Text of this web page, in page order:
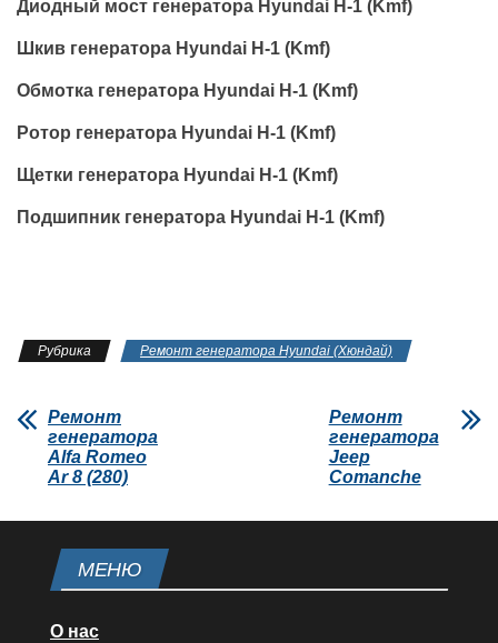
Диодный мост генератора Hyundai H-1 (Kmf)
Шкив генератора Hyundai H-1 (Kmf)
Обмотка генератора Hyundai H-1 (Kmf)
Ротор генератора Hyundai H-1 (Kmf)
Щетки генератора Hyundai H-1 (Kmf)
Подшипник генератора Hyundai H-1 (Kmf)
Рубрика Ремонт генератора Hyundai (Хюндай)
Ремонт
генератора
Alfa Romeo
Ar 8 (280)
Ремонт
генератора
Jeep
Comanche
МЕНЮ
О нас